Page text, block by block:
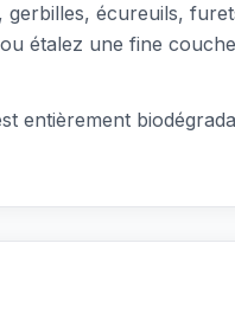
gerbilles, écureuils,
étalez une fine
entièrement